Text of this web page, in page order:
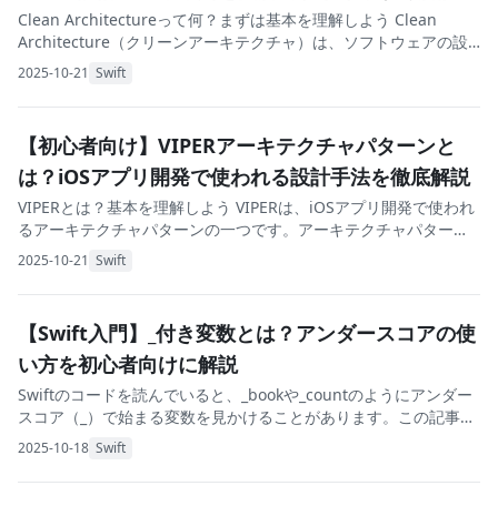
Clean Architectureって何？まずは基本を理解しよう Clean
Architecture（クリーンアーキテクチャ）は、ソフトウェアの設
計方法の一つです。有名なソフトウェアエンジニア、ロバート・
2025-10-21 Swift
【初心者向け】VIPERアーキテクチャパターンと
は？iOSアプリ開発で使われる設計手法を徹底解説
VIPERとは？基本を理解しよう VIPERは、iOSアプリ開発で使われ
るアーキテクチャパターンの一つです。アーキテクチャパターン
とは、簡単に言えば「プログラムの設計図の書き方」のこと。家
2025-10-21 Swift
【Swift入門】_付き変数とは？アンダースコアの使
い方を初心者向けに解説
Swiftのコードを読んでいると、_bookや_countのようにアンダー
スコア（_）で始まる変数を見かけることがあります。この記事で
は、Swiftにおけるアンダースコア付き変数の意味と使い方、そし
2025-10-18 Swift